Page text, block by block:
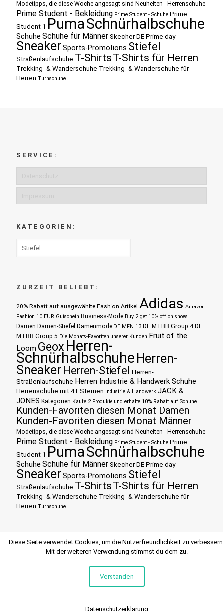
Modetipps, die diese Woche angesagt sind Neuheiten - Herrenschuhe
Prime Student - Bekleidung Prime Student - Schuhe Prime
Student 1 PumaSchnürhalbschuhe
Schuhe Schuhe für Männer Skecher DE Prime day
SneakerSports-Promotions Stiefel
Straßenlaufschuhe T-Shirts T-Shirts für Herren
Trekking- & Wanderschuhe Trekking- & Wanderschuhe für
Herren Turnschuhe
SERVICE:
KATEGORIEN:
ZURZEIT BELIEBT:
20% Rabatt auf ausgewählte Fashion Artikel Adidas Amazon
Fashion 10 EUR Gutschein Business-Mode Buy 2 get 10% off on shoes
Damen Damen-Stiefel Damenmode DE MFN 13 DE MTBB Group 4 DE
MTBB Group 5 Die Monats-Favoriten unserer Kunden Fruit of the
Loom Geox Herren-
Schnürhalbschuhe Herren-
Sneaker Herren-Stiefel Herren-
Straßenlaufschuhe Herren Industrie & Handwerk Schuhe
Herrenschuhe mit 4+ Sternen Industrie & Handwerk JACK &
JONES Kategorien Kaufe 2 Produkte und erhalte 10% Rabatt auf Schuhe
Kunden-Favoriten diesen Monat Damen
Kunden-Favoriten diesen Monat Männer
Modetipps, die diese Woche angesagt sind Neuheiten - Herrenschuhe
Prime Student - Bekleidung Prime Student - Schuhe Prime
Student 1 PumaSchnürhalbschuhe
Schuhe Schuhe für Männer Skecher DE Prime day
SneakerSports-Promotions Stiefel
Straßenlaufschuhe T-Shirts T-Shirts für Herren
Trekking- & Wanderschuhe Trekking- & Wanderschuhe für
Herren Turnschuhe
Diese Seite verwendet Cookies, um die Nutzerfreundlichkeit zu
Mit der weiteren Verwendung stimmst du dem zu.
Verstanden
Datenschutzerklärung